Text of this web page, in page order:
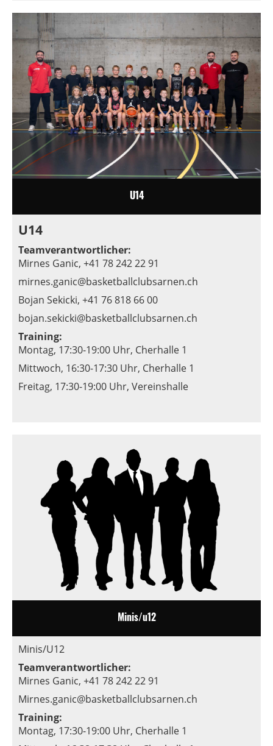
U14
U14
Teamverantwortlicher:
Mirnes Ganic, +41 78 242 22 91
mirnes.ganic@basketballclubsarnen.ch
Bojan Sekicki, +41 76 818 66 00
bojan.sekicki@basketballclubsarnen.ch
Training:
Montag, 17:30-19:00 Uhr, Cherhalle 1
Mittwoch, 16:30-17:30 Uhr, Cherhalle 1
Freitag, 17:30-19:00 Uhr, Vereinshalle
Minis/u12
Minis/U12
Teamverantwortlicher:
Mirnes Ganic, +41 78 242 22 91
Mirnes.ganic@basketballclubsarnen.ch
Training:
Montag, 17:30-19:00 Uhr, Cherhalle 1